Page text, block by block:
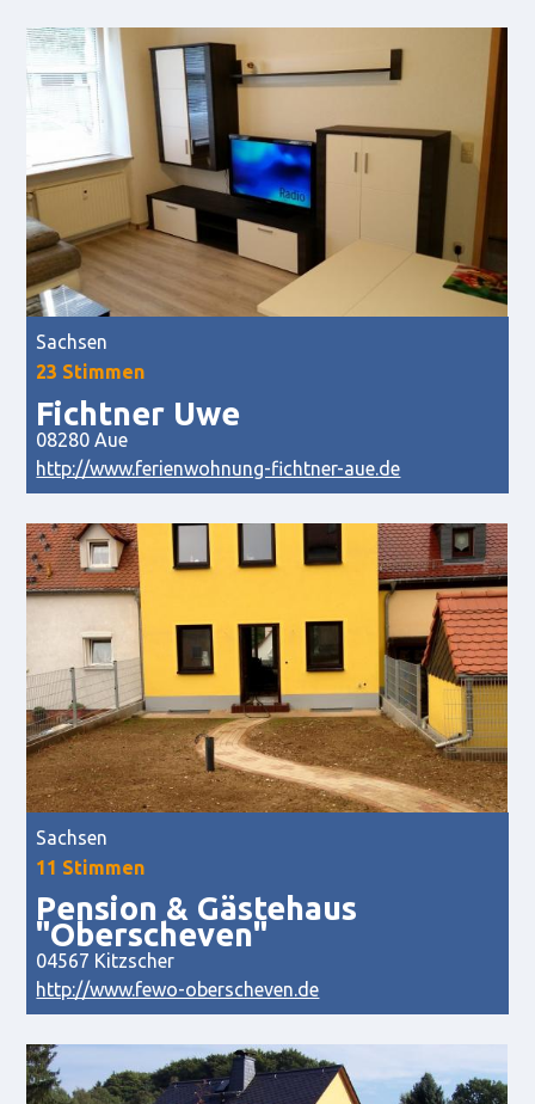
Sachsen
23 Stimmen
Fichtner Uwe
08280 Aue
http://www.ferienwohnung-fichtner-aue.de
Sachsen
11 Stimmen
Pension & Gästehaus
"Oberscheven"
04567 Kitzscher
http://www.fewo-oberscheven.de